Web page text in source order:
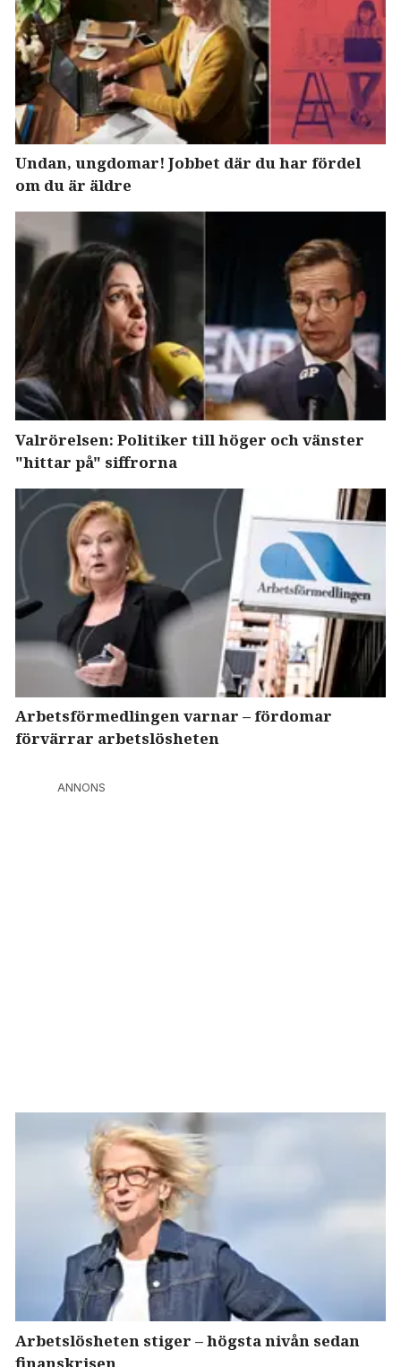
Undan, ungdomar! Jobbet där du har fördel
om du är äldre
Valrörelsen: Politiker till höger och vänster
"hittar på" siffrorna
Arbetsförmedlingen varnar – fördomar
förvärrar arbetslösheten
ANNONS
Arbetslösheten stiger – högsta nivån sedan
finanskrisen